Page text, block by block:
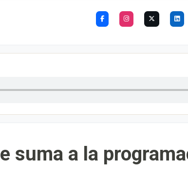
suma a la